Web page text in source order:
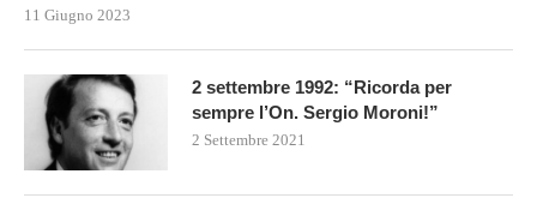
11 Giugno 2023
2 settembre 1992: “Ricorda per
sempre l’On. Sergio Moroni!”
2 Settembre 2021